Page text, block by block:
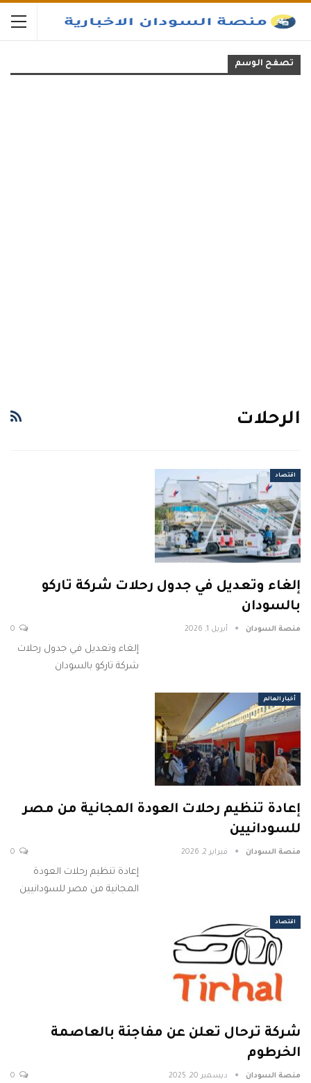
تصفح الوسم
الرحلات
اقتصاد
إلغاء وتعديل في جدول رحلات شركة تاركو
بالسودان
منصة السودان أبريل 1, 2026
إلغاء وتعديل في جدول رحلات
شركة تاركو بالسودان
أخبار العالم
إعادة تنظيم رحلات العودة المجانية من مصر
للسودانيين
منصة السودان فبراير 2, 2026
إعادة تنظيم رحلات العودة
المجانية من مصر للسودانيين
اقتصاد
شركة ترحال تعلن عن مفاجئة بالعاصمة
الخرطوم
منصة السودان ديسمبر 20, 2025